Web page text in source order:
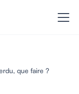
que faire ?